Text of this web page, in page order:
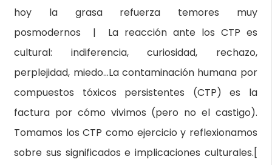
hoy la grasa refuerza temores muy
posmodernos | La reacción ante los CTP es
cultural: indiferencia, curiosidad, rechazo,
perplejidad, miedo…La contaminación humana por
compuestos tóxicos persistentes (CTP) es la
factura por cómo vivimos (pero no el castigo).
Tomamos los CTP como ejercicio y reflexionamos
sobre sus significados e implicaciones culturales.[